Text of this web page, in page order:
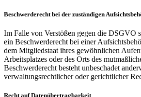
Beschwerderecht bei der zuständigen
Im Falle von Verstößen gegen die DSGVO
ein Beschwerderecht bei einer
dem Mitgliedstaat ihres gewöhnlichen
Arbeitsplatzes oder des Orts des
Beschwerderecht besteht unbeschadet
verwaltungsrechtlicher oder gerichtlicher
Recht auf Datenübertragbarkeit